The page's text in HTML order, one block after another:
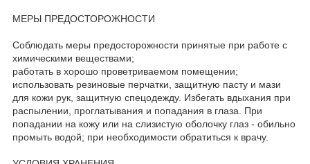
МЕРЫ ПРЕДОСТОРОЖНОСТИ
Соблюдать меры предосторожности принятые при работе с
химическими веществами;
работать в хорошо проветриваемом помещении;
использовать резиновые перчатки, защитную пасту и мази
для кожи рук, защитную спецодежду. Избегать вдыхания при
распылении, проглатывания и попадания в глаза. При
попадании на кожу или на слизистую оболочку глаз - обильно
промыть водой; при необходимости обратиться к врачу.